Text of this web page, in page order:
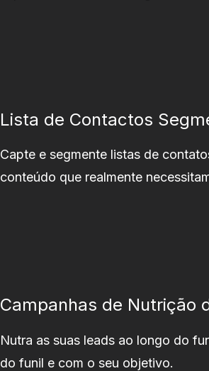
Lista de Contactos
Capte e segmente listas de
conteúdo que realmente
Campanhas de Nutrição
Nutra as suas leads ao longo do
do funil e com o seu objetivo.